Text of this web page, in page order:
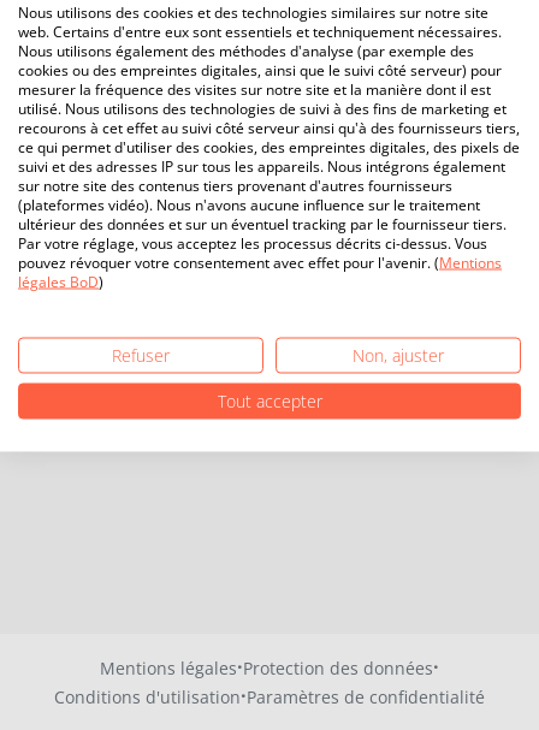
Mentions légales·Protection des données·
Conditions d'utilisation·Paramètres de confidentialité
Nous utilisons des cookies et des technologies similaires sur notre site
web. Certains d'entre eux sont essentiels et techniquement nécessaires.
Nous utilisons également des méthodes d'analyse (par exemple des
cookies ou des empreintes digitales, ainsi que le suivi côté serveur) pour
mesurer la fréquence des visites sur notre site et la manière dont il est
utilisé. Nous utilisons des technologies de suivi à des fins de marketing et
recourons à cet effet au suivi côté serveur ainsi qu'à des fournisseurs tiers,
ce qui permet d'utiliser des cookies, des empreintes digitales, des pixels de
suivi et des adresses IP sur tous les appareils. Nous intégrons également
sur notre site des contenus tiers provenant d'autres fournisseurs
(plateformes vidéo). Nous n'avons aucune influence sur le traitement
ultérieur des données et sur un éventuel tracking par le fournisseur tiers.
Par votre réglage, vous acceptez les processus décrits ci-dessus. Vous
pouvez révoquer votre consentement avec effet pour l'avenir. (Mentions
légales BoD)
Refuser
Non, ajuster
Tout accepter